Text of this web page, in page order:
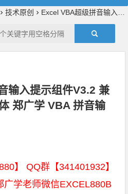
技术原创 Excel VBA超级拼音输入提示组件V3.2 兼容单元格+控件+窗体 郑广学 VBA 拼音输入提示
输入提示组件V3.2 兼
郑广学 VBA 拼音输
】 QQ群【341401932】
广学老师微信EXCEL880B